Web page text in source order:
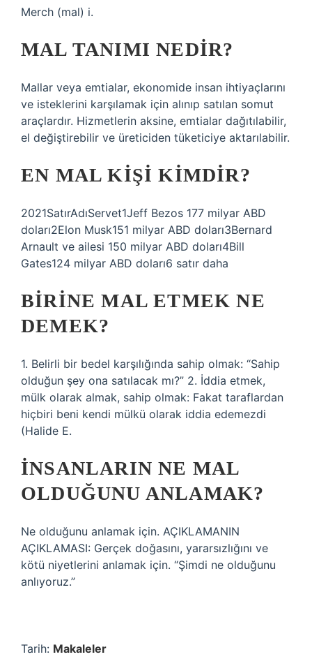
Merch (mal) i.
MAL TANIMI NEDIR?
Mallar veya emtialar, ekonomide insan ihtiyaçlarını
ve isteklerini karşılamak için alınıp satılan somut
araçlardır. Hizmetlerin aksine, emtialar dağıtılabilir,
el değiştirebilir ve üreticiden tüketiciye aktarılabilir.
EN MAL KIŞI KIMDIR?
2021SatırAdıServet1Jeff Bezos 177 milyar ABD
doları2Elon Musk151 milyar ABD doları3Bernard
Arnault ve ailesi 150 milyar ABD doları4Bill
Gates124 milyar ABD doları6 satır daha
BIRINE MAL ETMEK NE
DEMEK?
1. Belirli bir bedel karşılığında sahip olmak: “Sahip
olduğun şey ona satılacak mı?” 2. İddia etmek,
mülk olarak almak, sahip olmak: Fakat taraflardan
hiçbiri beni kendi mülkü olarak iddia edemezdi
(Halide E.
İNSANLARIN NE MAL
OLDUĞUNU ANLAMAK?
Ne olduğunu anlamak için. AÇIKLAMANIN
AÇIKLAMASI: Gerçek doğasını, yararsızlığını ve
kötü niyetlerini anlamak için. “Şimdi ne olduğunu
anlıyoruz.”
Tarih: Makaleler